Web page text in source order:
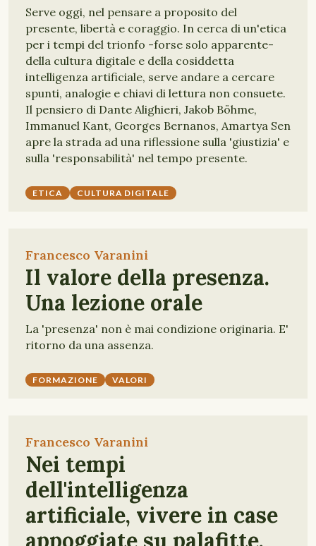
Serve oggi, nel pensare a proposito del
presente, libertà e coraggio. In cerca di un'etica
per i tempi del trionfo -forse solo apparente-
della cultura digitale e della cosiddetta
intelligenza artificiale, serve andare a cercare
spunti, analogie e chiavi di lettura non consuete.
Il pensiero di Dante Alighieri, Jakob Böhme,
Immanuel Kant, Georges Bernanos, Amartya Sen
apre la strada ad una riflessione sulla 'giustizia' e
sulla 'responsabilità' nel tempo presente.
ETICA CULTURA DIGITALE
Francesco Varanini
Il valore della presenza.
Una lezione orale
La 'presenza' non è mai condizione originaria. E'
ritorno da una assenza.
FORMAZIONE VALORI
Francesco Varanini
Nei tempi
dell'intelligenza
artificiale, vivere in case
appoggiate su palafitte.